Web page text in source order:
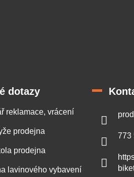
dotazy
reklamace, vrácení
prodejna
prodejna
lavinového vybavení
773